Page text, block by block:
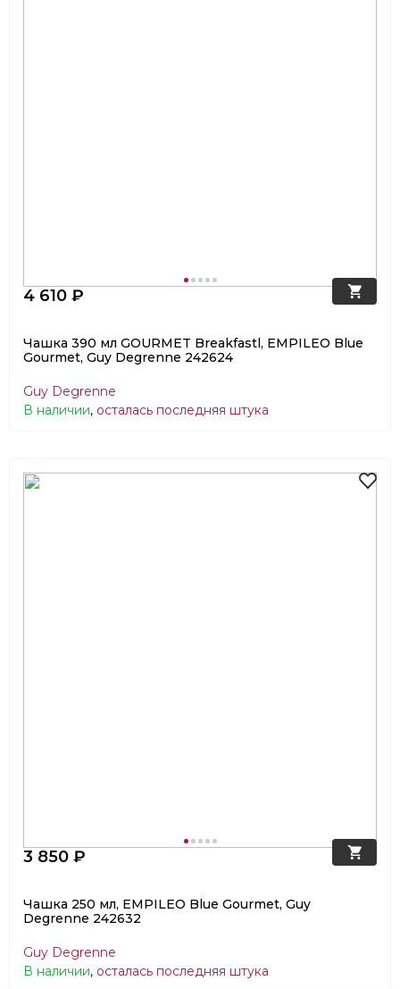
4 610 ₽
Чашка 390 мл GOURMET Breakfastl, EMPILEO Blue
Gourmet, Guy Degrenne 242624
Guy Degrenne
В наличии, осталась последняя штука
3 850 ₽
Чашка 250 мл, EMPILEO Blue Gourmet, Guy
Degrenne 242632
Guy Degrenne
В наличии, осталась последняя штука